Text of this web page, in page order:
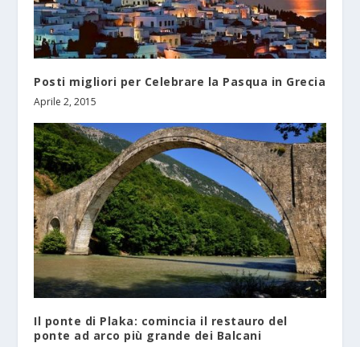
Posti migliori per Celebrare la Pasqua in Grecia
Aprile 2, 2015
Il ponte di Plaka: comincia il restauro del
ponte ad arco più grande dei Balcani